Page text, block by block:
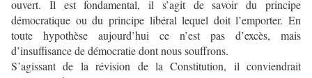
ouvert. Il est fondamental, il s’agit de savoir du principe
démocratique ou du principe libéral lequel doit l’emporter. En
toute hypothèse aujourd’hui ce n’est pas d’excès, mais
d’insuffisance de démocratie dont nous souffrons.
S’agissant de la révision de la Constitution, il conviendrait